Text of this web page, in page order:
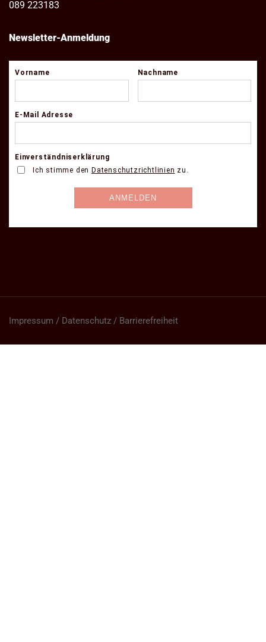
089 223183
Newsletter-Anmeldung
Impressum / Datenschutz / Barrierefreiheit